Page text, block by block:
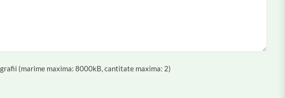
(marime maxima: 8000kB, cantitate maxima: 2)